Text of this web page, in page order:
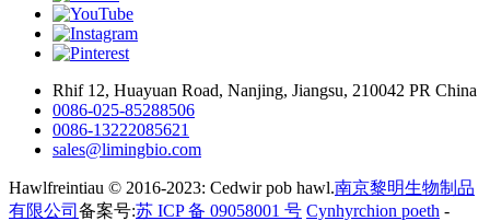
Rhif 12, Huayuan Road, Nanjing, Jiangsu, 210042 PR China
0086-025-85288506
0086-13222085621
sales@limingbio.com
Hawlfreintiau © 2016-2023: Cedwir pob hawl.南京黎明生物制品
有限公司 备案号:苏 ICP 备 09058001 号 Cynhyrchion poeth -